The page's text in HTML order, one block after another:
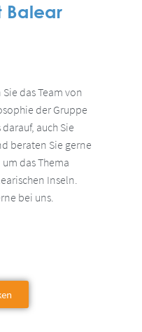
Balear
das Team von
der Gruppe
auch Sie
beraten Sie gerne
das Thema
Inseln.
bei uns.